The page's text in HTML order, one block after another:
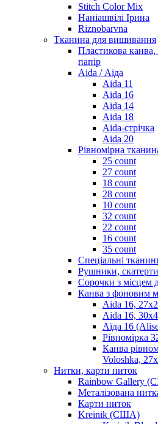
Stitch Color Mix
Наніашвілі Ірина
Riznobarvna
Тканина для вишивання
Пластикова
папір
Aida / Аіда
Aida 11
Aida 16
Aida 14
Aida 18
Aida-стрічка
Aida 20
Рівномірна
25 count
27 count
18 count
28 count
10 count
32 count
22 count
16 count
35 count
Спеціальні
Рушники,
Сорочки з місцем
Канва з фоновим
Aida 16,
Aida 16,
Аїда 16
Рівномірка
Канва
Voloshka,
Нитки, карти ниток
Rainbow Gallery
Металізована
Карти ниток
Kreinik (США)